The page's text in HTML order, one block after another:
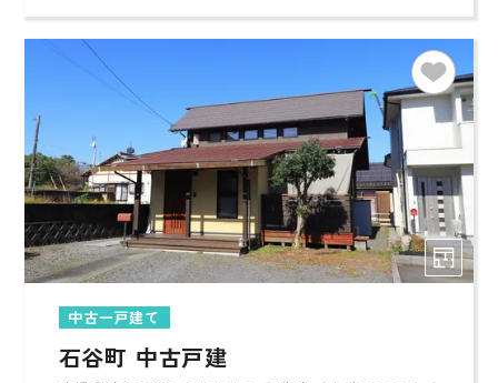
中古一戸建て
石谷町 中古戸建